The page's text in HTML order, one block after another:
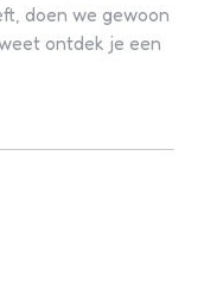
doen we gewoon
ontdek je een